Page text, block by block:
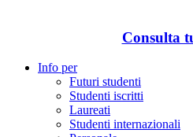
Consulta
Info per
Futuri studenti
Studenti iscritti
Laureati
Studenti internazionali